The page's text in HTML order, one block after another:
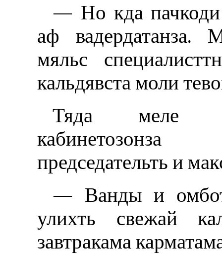
— Но кда пачкоди
аф вадердатанза.
мяльс
кальдявста моли
Тяда меле
председательть и
— Ванды и
улихть свежай
завтракама